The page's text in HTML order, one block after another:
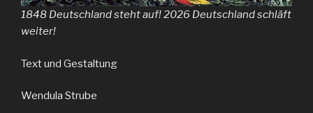
1848 Deutschland steht auf! 2026 Deutschland schläft
weiter!
Text und Gestaltung
Wendula Strube